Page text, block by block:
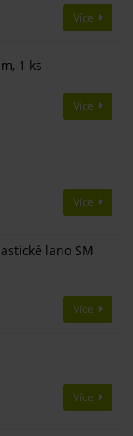
Více
1 ks
Více
Více
lano SM
Více
Více